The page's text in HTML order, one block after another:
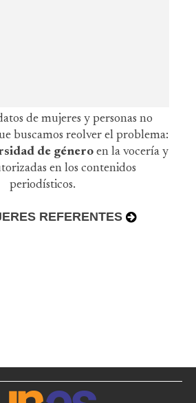
de mujeres y personas no
buscamos reolver el problema:
de género en la vocería y
en los contenidos
periodísticos.
REFERENTES